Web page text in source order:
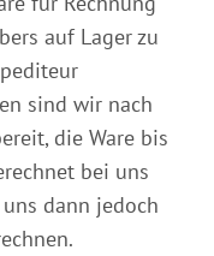
auf Lager zu
sind wir nach
die Ware bis
bei uns
dann jedoch